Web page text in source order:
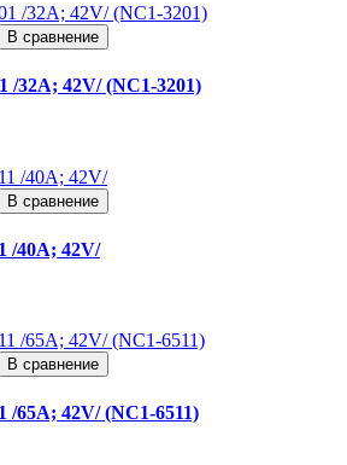
В сравнение
/32A; 42V/ (NC1-3201)
В сравнение
/40A; 42V/
В сравнение
/65A; 42V/ (NC1-6511)